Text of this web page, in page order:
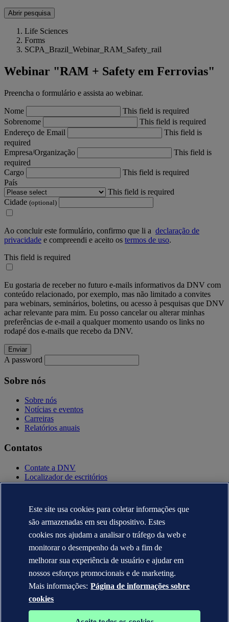
Abrir pesquisa
Life Sciences
Forms
SCPA_Brazil_Webinar_RAM_Safety_rail
Webinar "RAM + Safety em Ferrovias"
Preencha o formulário e assista ao webinar.
Nome
This field is required
Sobrenome
This field is required
Endereço de Email
This field is
required
Empresa/Organização
This field is
required
Cargo
This field is required
País
This field is required
Cidade (optional)
Ao concluir este formulário, confirmo que li a declaração de
privacidade e compreendi e aceito os termos de uso.
This field is required
Eu gostaria de receber no futuro e-mails informativos da DNV com
conteúdo relacionado, por exemplo, mas não limitado a convites
para webinars, seminários, boletins, ou acesso à pesquisas que DNV
achar relevante para mim. Eu posso cancelar ou alterar minhas
preferências de e-mail a qualquer momento usando os links no
rodapé dos e-mails que recebo da DNV.
A password
Sobre nós
Sobre nós
Notícias e eventos
Carreiras
Relatórios anuais
Contatos
Contate a DNV
Localizador de escritórios
Contatos para imprensa
Política de privacidade
Termo de uso
Copyright © DNV AS 2025
Informação sobre cookies
Este site usa cookies para coletar informações que
são armazenadas em seu dispositivo. Estes
cookies nos ajudam a analisar o tráfego da web e
monitorar o desempenho da web a fim de
melhorar sua experiência de usuário e ajudar em
nossos esforços promocionais e de marketing.
Mais informações: Página de informações sobre
cookies